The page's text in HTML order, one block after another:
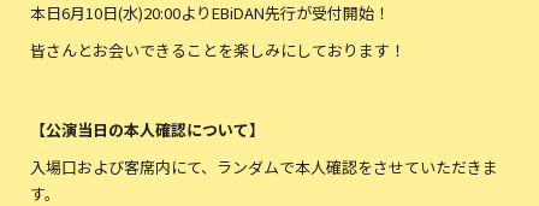
本日6月10日(水)20:00よりEBiDAN先行が受付開始！
皆さんとお会いできることを楽しみにしております！
【公演当日の本人確認について】
入場口および客席内にて、ランダムで本人確認をさせていただきま
す。